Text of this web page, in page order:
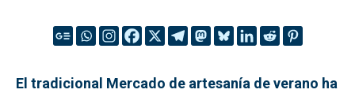
El tradicional Mercado de artesanía de verano ha